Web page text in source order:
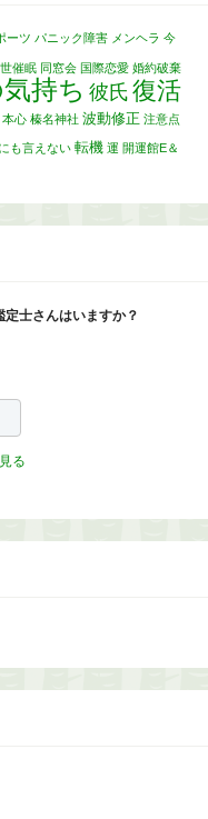
ーツ パニック障害 メンヘラ 今
催眠 同窓会 国際恋愛 婚約破棄
持ち 彼氏 復活
本心 榛名神社 波動修正 注意点
も言えない 転機 運 開運館E＆
士さんはいますか？
る